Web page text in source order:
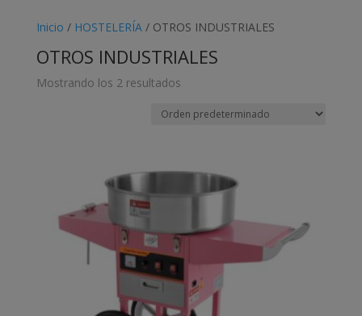
Inicio / HOSTELERÍA/ OTROS INDUSTRIALES
OTROS INDUSTRIALES
Mostrando los 2 resultados